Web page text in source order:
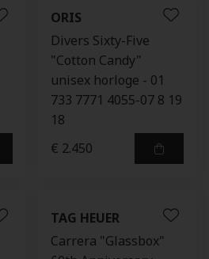
ORIS
Divers Sixty-Five
"Cotton Candy"
unisex horloge - 01
733 7771 4055-07 8 19
18
€ 2.450
TAG HEUER
Carrera "Glassbox"